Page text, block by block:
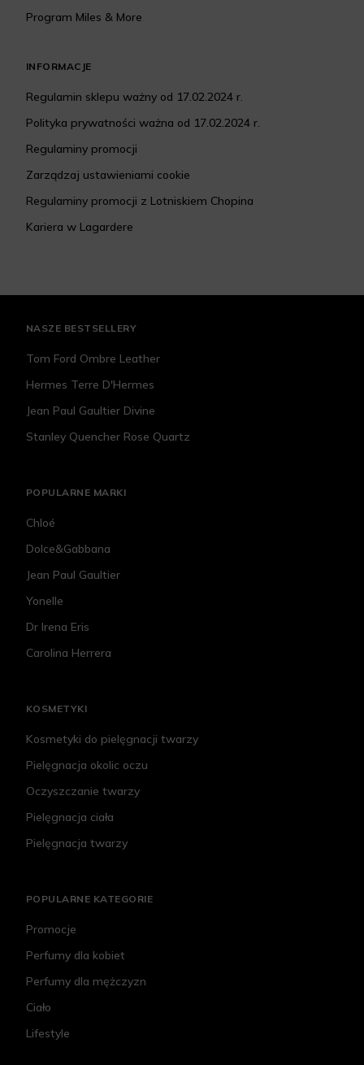
Program Miles & More
INFORMACJE
Regulamin sklepu ważny od 17.02.2024 r.
Polityka prywatności ważna od 17.02.2024 r.
Regulaminy promocji
Zarządzaj ustawieniami cookie
Regulaminy promocji z Lotniskiem Chopina
Kariera w Lagardere
NASZE BESTSELLERY
Tom Ford Ombre Leather
Hermes Terre D'Hermes
Jean Paul Gaultier Divine
Stanley Quencher Rose Quartz
POPULARNE MARKI
Chloé
Dolce&Gabbana
Jean Paul Gaultier
Yonelle
Dr Irena Eris
Carolina Herrera
KOSMETYKI
Kosmetyki do pielęgnacji twarzy
Pielęgnacja okolic oczu
Oczyszczanie twarzy
Pielęgnacja ciała
Pielęgnacja twarzy
POPULARNE KATEGORIE
Promocje
Perfumy dla kobiet
Perfumy dla mężczyzn
Ciało
Lifestyle